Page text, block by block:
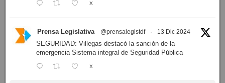
X
Prensa Legislativa @prensalegistdf · 13 Dic 2024
SEGURIDAD: Villegas destacó la sanción de la
emergencia Sistema integral de Seguridad Pública
X